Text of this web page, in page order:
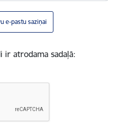
e-pastu saziņai
ir atrodama sadaļā: